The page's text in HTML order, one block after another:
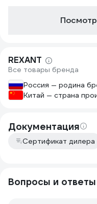
REXANT
Все товары бренда
Россия — родина
Китай — страна
Документация
Сертификат дилера
Вопросы и ответы